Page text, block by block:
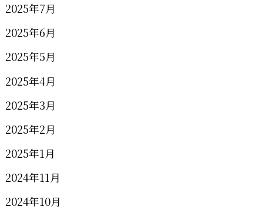
2025年7月
2025年6月
2025年5月
2025年4月
2025年3月
2025年2月
2025年1月
2024年11月
2024年10月